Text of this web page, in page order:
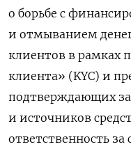
о борьбе с
и отмыванием
клиентов в рамках
клиента» (KYC) и
подтверждающих
и источников
ответственность за